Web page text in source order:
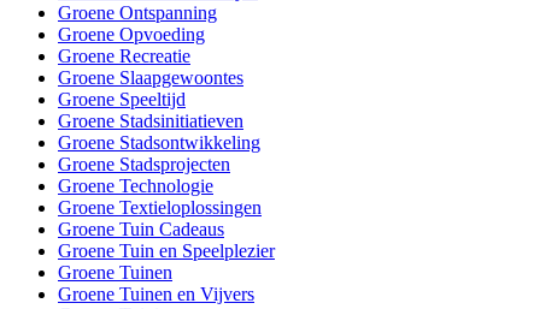
Groene Ontspanning
Groene Opvoeding
Groene Recreatie
Groene Slaapgewoontes
Groene Speeltijd
Groene Stadsinitiatieven
Groene Stadsontwikkeling
Groene Stadsprojecten
Groene Technologie
Groene Textieloplossingen
Groene Tuin Cadeaus
Groene Tuin en Speelplezier
Groene Tuinen
Groene Tuinen en Vijvers